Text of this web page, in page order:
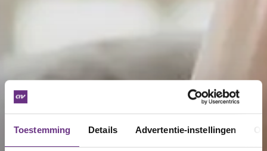
Toestemming Details Advertentie-instellingen